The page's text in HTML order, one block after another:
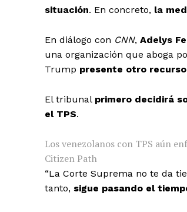
situación. En concreto, la
En diálogo con CNN, Adelys
una organización que aboga
Trump presente otro
El tribunal primero decidirá
el TPS.
Los venezolanos con TPS aún
Citizen Path
“La Corte Suprema no te da
tanto, sigue pasando el